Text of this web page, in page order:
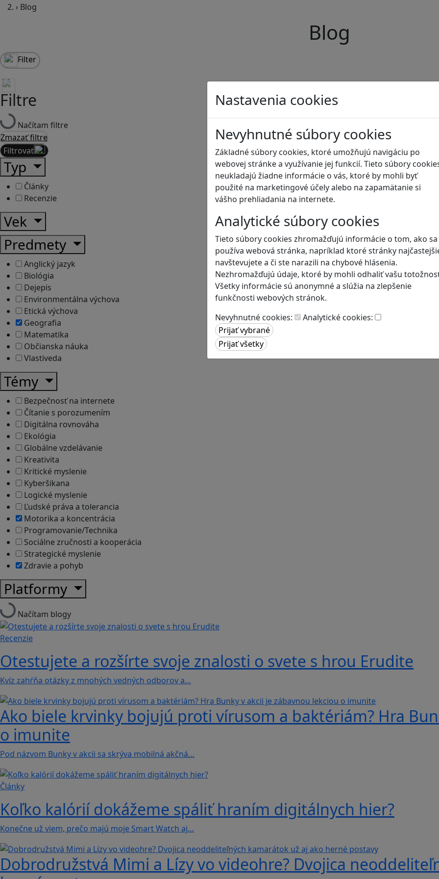
Nastavenia cookies
Nevyhnutné súbory cookies
Základné súbory cookies, ktoré umožňujú navigáciu po
webovej stránke a využívanie jej funkcií. Tieto súbory
neukladajú žiadne informácie o vás, ktoré by mohli byť
použité na marketingové účely alebo na zapamätanie si
vášho prehliadania na internete.
Analytické súbory cookies
Tieto súbory cookies zhromažďujú informácie o tom, ako sa
používa webová stránka, napríklad ktoré stránky
navštevujete a či ste narazili na chybové hlásenia.
Nezhromažďujú údaje, ktoré by mohli odhaliť vašu
Všetky informácie sú anonymné a slúžia na zlepšenie
funkčnosti webových stránok.
Nevyhnutné cookies:
Analytické cookies:
› Blog
Blog
Filter
Filtre
Načítam filtre
Zmazať filtre
Filtrovať
Typ
Články
Recenzie
Vek
Predmety
Anglický jazyk
Biológia
Dejepis
Environmentálna výchova
Etická výchova
Geografia
Matematika
Občianska náuka
Vlastiveda
Témy
Bezpečnosť na internete
Čítanie s porozumením
Digitálna rovnováha
Ekológia
Globálne vzdelávanie
Kreativita
Kritické myslenie
Kyberšikana
Logické myslenie
Ľudské práva a tolerancia
Motorika a koncentrácia
Programovanie/Technika
Sociálne zručnosti a kooperácia
Strategické myslenie
Zdravie a pohyb
Platformy
Načítam blogy
Recenzie
Otestujete a rozšírte svoje znalosti o svete s hrou Erudite
Kvíz zahŕňa otázky z mnohých vedných odborov a…
Ako biele krvinky bojujú proti vírusom a baktériám? Hra
o imunite
Pod názvom Bunky v akcii sa skrýva mobilná akčná…
Články
Koľko kalórií dokážeme spáliť hraním digitálnych hier?
Konečne už viem, prečo majú moje Smart Watch aj…
Dobrodružstvá Mimi a Lízy vo videohre? Dvojica